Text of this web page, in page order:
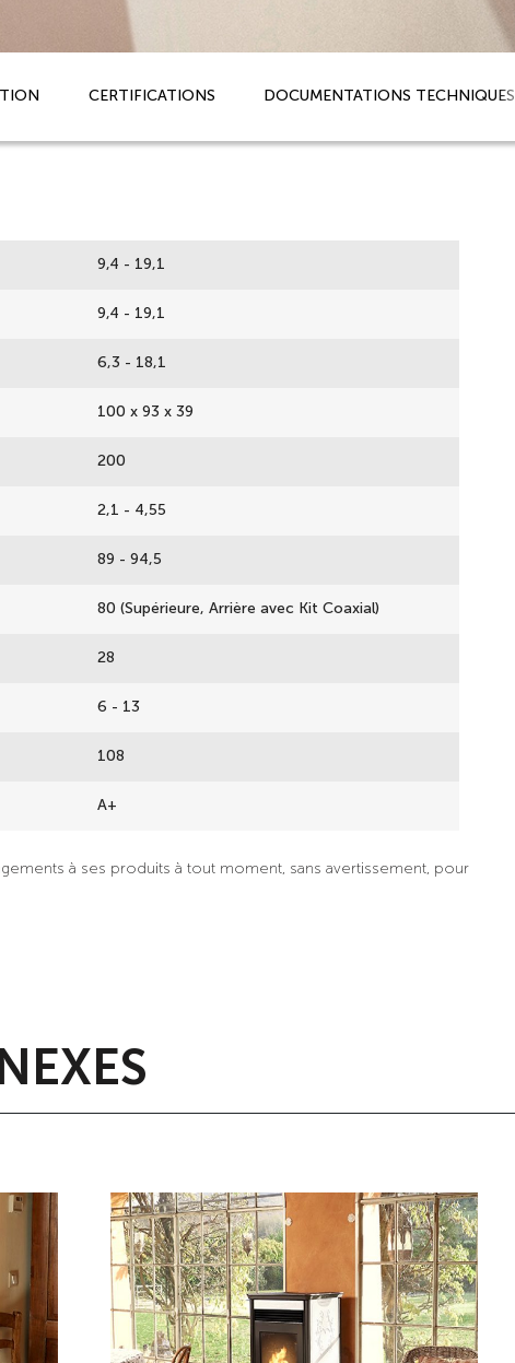
CERTIFICATIONS DOCUMENTATIONS TECHNIQUES
9,4 - 19,1
9,4 - 19,1
6,3 - 18,1
100 x 93 x 39
200
2,1 - 4,55
89 - 94,5
80 (Supérieure, Arrière avec Kit Coaxial)
28
6 - 13
108
A+
à ses produits à tout moment, sans avertissement, pour